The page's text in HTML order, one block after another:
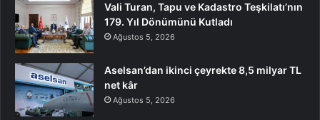
Vali Turan, Tapu ve Kadastro Teşkilatı’nın
179. Yıl Dönümünü Kutladı
Ağustos 5, 2026
Aselsan’dan ikinci çeyrekte 8,5 milyar TL
net kâr
Ağustos 5, 2026